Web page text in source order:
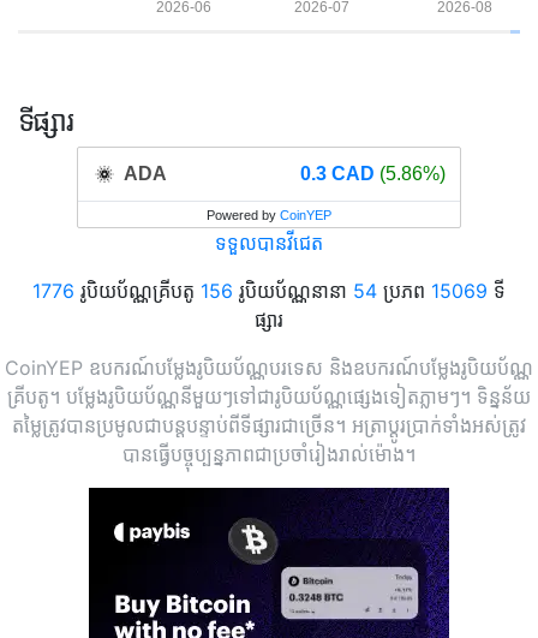
2026-08
2026-07
2026-06
ទីផ្សារ
ADA 0.3 CAD (5.86%)
Powered by CoinYEP
ទទួលបានវីជេត
1776 រូបិយប័ណ្ណគ្រីបតូ 156 រូបិយប័ណ្ណនានា 54 ប្រភព 15069 ទី
ផ្សារ
CoinYEP ឧបករណ៍បម្លែងរូបិយប័ណ្ណបរទេស និងឧបករណ៍បម្លែងរូបិយប័ណ្ណ
គ្រីបតូ។ បម្លែងរូបិយប័ណ្ណនីមួយៗទៅជារូបិយប័ណ្ណផ្សេងទៀតភ្លាមៗ។ ទិន្នន័យ
តម្លៃត្រូវបានប្រមូលជាបន្តបន្ទាប់ពីទីផ្សារជាច្រើន។ អត្រាប្តូរប្រាក់ទាំងអស់ត្រូវ
បានធ្វើបច្ចុប្បន្នភាពជាប្រចាំរៀងរាល់ម៉ោង។